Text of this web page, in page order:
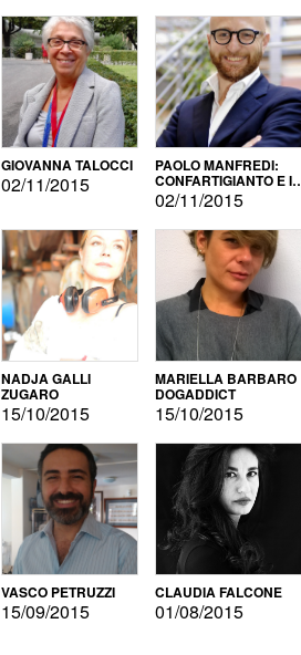
GIOVANNA TALOCCI
02/11/2015
PAOLO MANFREDI:
CONFARTIGIANTO E IL
SONDAGGIO
02/11/2015
NADJA GALLI
ZUGARO
15/10/2015
MARIELLA BARBARO
DOGADDICT
15/10/2015
VASCO PETRUZZI
15/09/2015
CLAUDIA FALCONE
01/08/2015